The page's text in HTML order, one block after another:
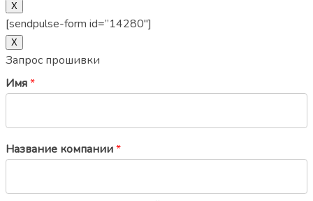
X
[sendpulse-form id=”14280″]
Х
Запрос прошивки
Имя*
Название компании*